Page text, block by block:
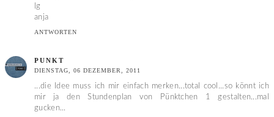
lg
anja
ANTWORTEN
PUNKT
DIENSTAG, 06 DEZEMBER, 2011
...die Idee muss ich mir einfach merken...total cool...so könnt ich
mir ja den Stundenplan von Pünktchen 1 gestalten...mal
gucken...